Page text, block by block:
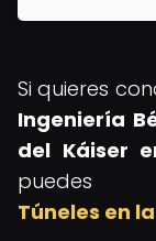
Si quieres
Ingeniería
del Káiser
puedes
Túneles en